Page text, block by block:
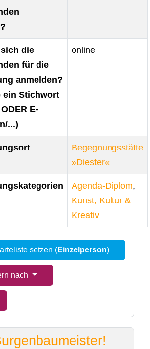
die
für die
anmelden?
ein Stichwort
E-
...)
online
Begegnungsstätte
»Diester«
Agenda-Diplom,
Kunst, Kultur &
Kreativ
setzen (Einzelperson)
nach